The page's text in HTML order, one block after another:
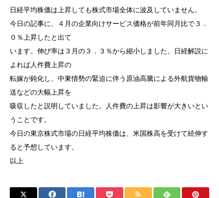
日経平均株価は上昇しても株式市場全体に波及していません。
今日の記事に、４月の企業向けサービス価格が前年同月比で３．
０％上昇したと出て
います。伸び率は３月の３．３％から縮小しました。日経解説に
よれば人件費上昇の
転嫁が鈍化し、中東情勢の緊迫に伴う原油高騰による外航貨物輸
送などの大幅上昇を
吸収したと説明していました。人件費の上昇は影響が大きいとい
うことです。
今日の東京株式市場の日経平均株価は、米国株高を受けて続伸す
ると予想しています。
以上